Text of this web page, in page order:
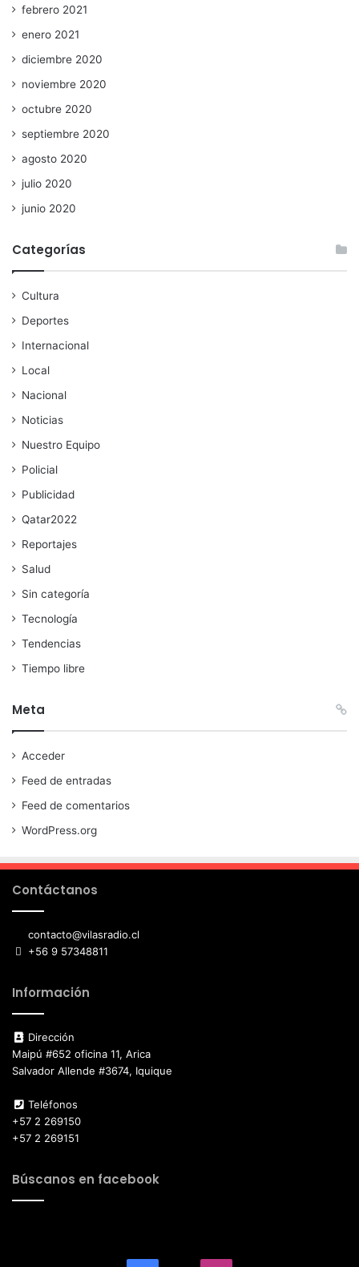
febrero 2021
enero 2021
diciembre 2020
noviembre 2020
octubre 2020
septiembre 2020
agosto 2020
julio 2020
junio 2020
Categorías
Cultura
Deportes
Internacional
Local
Nacional
Noticias
Nuestro Equipo
Policial
Publicidad
Qatar2022
Reportajes
Salud
Sin categoría
Tecnología
Tendencias
Tiempo libre
Meta
Acceder
Feed de entradas
Feed de comentarios
WordPress.org
Contáctanos
contacto@vilasradio.cl
+56 9 57348811
Información
Dirección
Maipú #652 oficina 11, Arica
Salvador Allende #3674, Iquique
Teléfonos
+57 2 269150
+57 2 269151
Búscanos en facebook